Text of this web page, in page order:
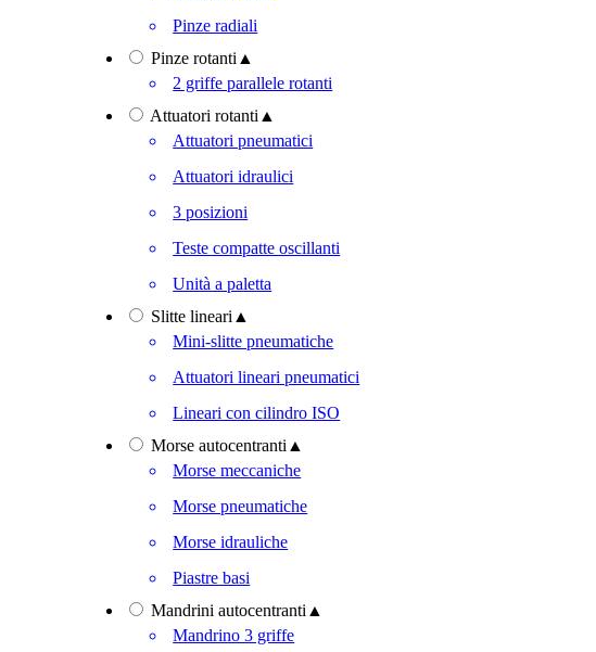
Pinze radiali
Pinze rotanti ▲
2 griffe parallele rotanti
Attuatori rotanti ▲
Attuatori pneumatici
Attuatori idraulici
3 posizioni
Teste compatte oscillanti
Unità a paletta
Slitte lineari ▲
Mini-slitte pneumatiche
Attuatori lineari pneumatici
Lineari con cilindro ISO
Morse autocentranti ▲
Morse meccaniche
Morse pneumatiche
Morse idrauliche
Piastre basi
Mandrini autocentranti ▲
Mandrino 3 griffe